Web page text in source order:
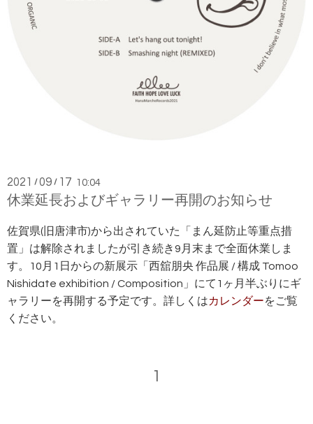
2021 /09 / 17 10:04
休業延長およびギャラリー再開のお知らせ
佐賀県(旧唐津市)から出されていた「まん延防止等重点措
置」は解除されましたが引き続き9月末まで全面休業しま
す。10月1日からの新展示「西舘朋央 作品展 / 構成 Tomoo
Nishidate exhibition / Composition」にて1ヶ月半ぶりにギ
ャラリーを再開する予定です。詳しくはカレンダーをご覧
ください。
1